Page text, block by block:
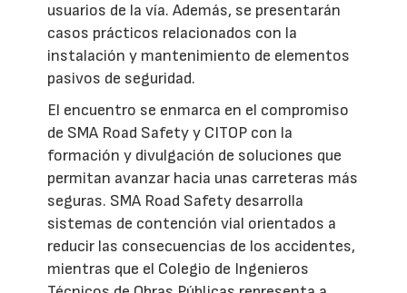
usuarios de la vía. Además, se presentarán
casos prácticos relacionados con la
instalación y mantenimiento de elementos
pasivos de seguridad.
El encuentro se enmarca en el compromiso
de SMA Road Safety y CITOP con la
formación y divulgación de soluciones que
permitan avanzar hacia unas carreteras más
seguras. SMA Road Safety desarrolla
sistemas de contención vial orientados a
reducir las consecuencias de los accidentes,
mientras que el Colegio de Ingenieros